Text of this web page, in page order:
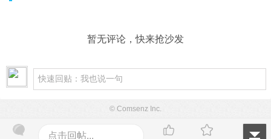
暂无评论，快来抢沙发
点击回帖...
© Comsenz Inc.